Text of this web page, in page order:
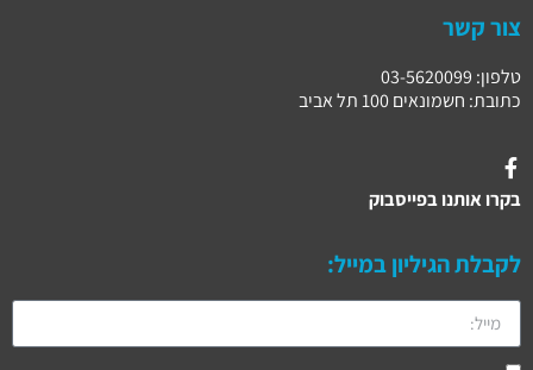
צור קשר
טלפון: 03-5620099
כתובת: חשמונאים 100 תל אביב
בקרו אותנו בפייסבוק
לקבלת הגיליון במייל: